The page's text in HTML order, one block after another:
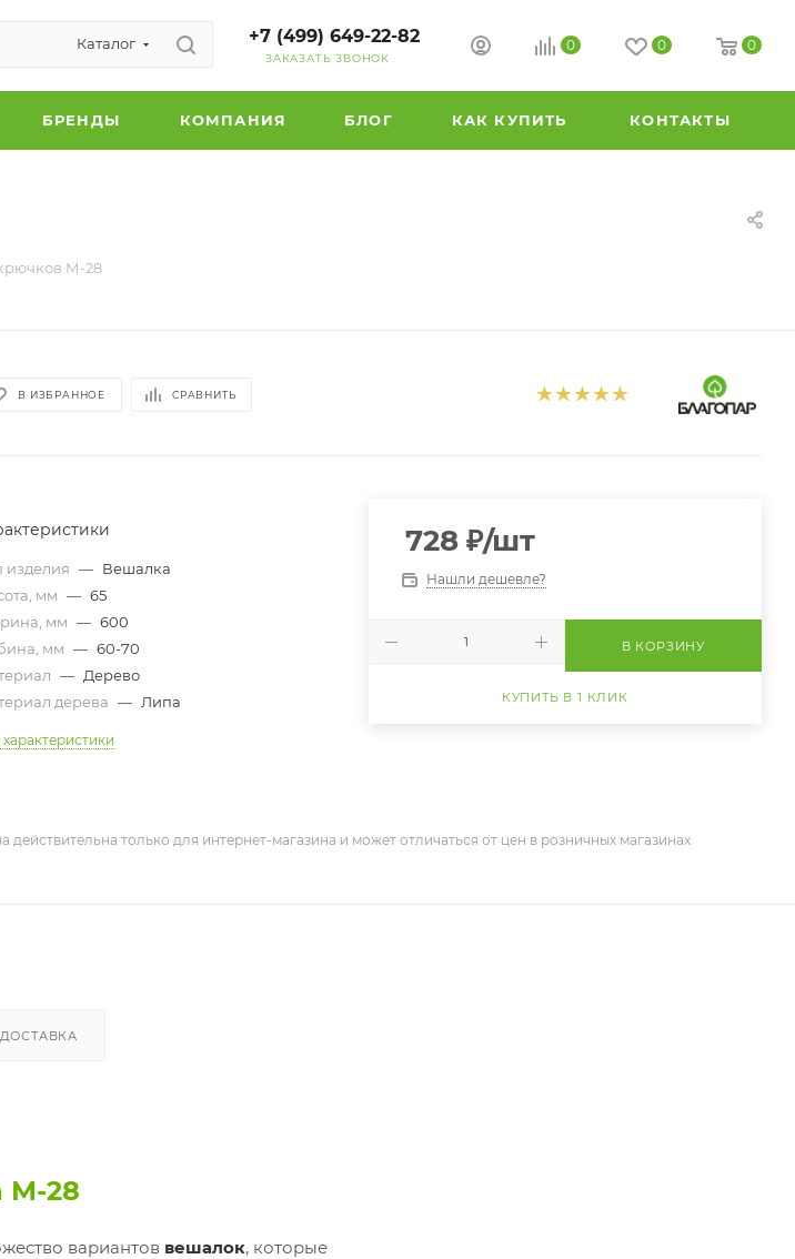
Каталог +7 (499) 649-22-82
ЗАКАЗАТЬ ЗВОНОК
0 0 0
БРЕНДЫ КОМПАНИЯ БЛОГ КАК КУПИТЬ КОНТАКТЫ
М-28
В ИЗБРАННОЕ СРАВНИТЬ
изделия — Вешалка
мм — 65
мм — 600
мм — 60-70
— Дерево
дерева — Липа
характеристики
728₽/шт
Нашли дешевле?
В КОРЗИНУ
КУПИТЬ В 1 КЛИК
действительна только для интернет-магазина и может отличаться от цен в розничных магазинах
ДОСТАВКА
М-28
вариантов вешалок, которые